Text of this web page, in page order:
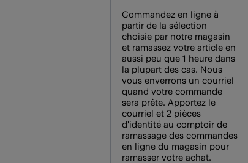
Commandez en ligne à
partir de la sélection
choisie par notre magasin
et ramassez votre article en
aussi peu que 1 heure dans
la plupart des cas. Nous
vous enverrons un courriel
quand votre commande
sera prête. Apportez le
courriel et 2 pièces
d'identité au comptoir de
ramassage des commandes
en ligne du magasin pour
ramasser votre achat.